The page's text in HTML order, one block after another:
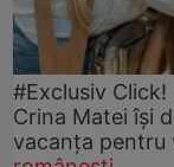
#Exclusiv Click!
Crina Matei își
vacanța pentru